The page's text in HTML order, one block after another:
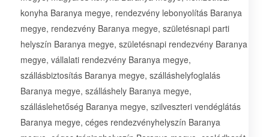
konyha Baranya megye, rendezvény lebonyolítás Baranya
megye, rendezvény Baranya megye, születésnapi parti
helyszín Baranya megye, születésnapi rendezvény Baranya
megye, vállalati rendezvény Baranya megye,
szállásbiztosítás Baranya megye, szálláshelyfoglalás
Baranya megye, szálláshely Baranya megye,
szálláslehetőség Baranya megye, szilveszteri vendéglátás
Baranya megye, céges rendezvényhelyszín Baranya